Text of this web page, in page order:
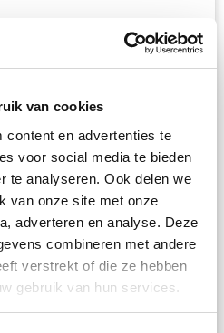
van cookies
content en advertenties te
voor social media te bieden
te analyseren. Ook delen we
van onze site met onze
adverteren en analyse. Deze
combineren met andere
verstrekt of die ze hebben
gebruik van hun services.
te verbeteren. Deze
bindingen aan
comfortabele en licht
die bescherming biedt
is gemaakt
cire 20D met een
wat zorgt voor
en goede
elementen. Dankzij
kun je je
en moeiteloos de hele
donsdichte geperste